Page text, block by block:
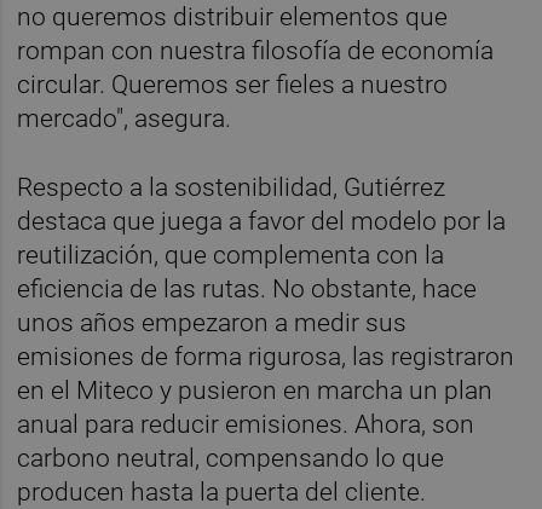
no queremos distribuir elementos que
rompan con nuestra filosofía de economía
circular. Queremos ser fieles a nuestro
mercado", asegura.
Respecto a la sostenibilidad, Gutiérrez
destaca que juega a favor del modelo por la
reutilización, que complementa con la
eficiencia de las rutas. No obstante, hace
unos años empezaron a medir sus
emisiones de forma rigurosa, las registraron
en el Miteco y pusieron en marcha un plan
anual para reducir emisiones. Ahora, son
carbono neutral, compensando lo que
producen hasta la puerta del cliente.